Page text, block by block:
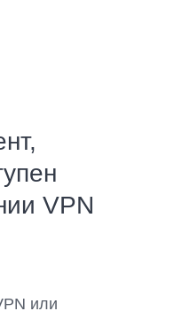
VPN
или